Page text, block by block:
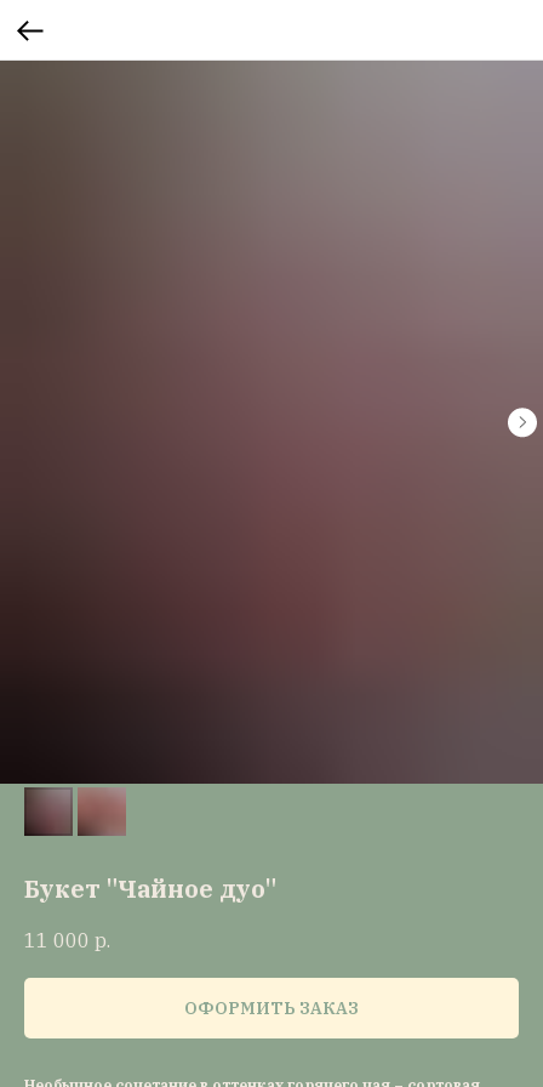
Букет "Чайное дуо"
11 000 р.
ОФОРМИТЬ ЗАКАЗ